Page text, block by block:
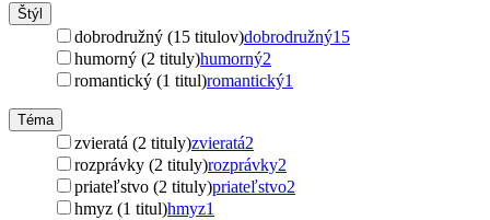
Štýl
dobrodružný (15 titulov)dobrodružný15
humorný (2 tituly)humorný2
romantický (1 titul)romantický1
Téma
zvieratá (2 tituly)zvieratá2
rozprávky (2 tituly)rozprávky2
priateľstvo (2 tituly)priateľstvo2
hmyz (1 titul)hmyz1